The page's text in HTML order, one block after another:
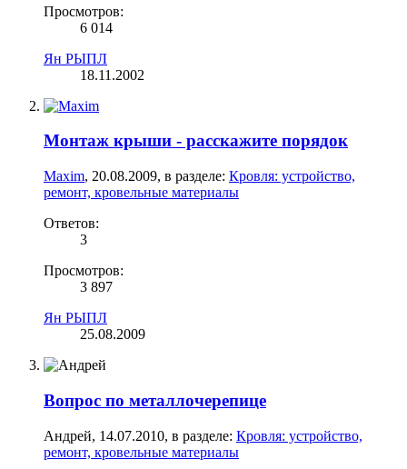
Просмотров:
6 014
Ян РЫПЛ
18.11.2002
Монтаж крыши - расскажите порядок
Maxim, 20.08.2009, в разделе: Кровля: устройство,
ремонт, кровельные материалы
Ответов:
3
Просмотров:
3 897
Ян РЫПЛ
25.08.2009
Вопрос по металлочерепице
Андрей, 14.07.2010, в разделе: Кровля: устройство,
ремонт, кровельные материалы